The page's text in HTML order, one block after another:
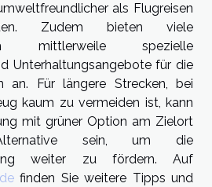
als Flugreisen
Zudem bieten viele
mittlerweile spezielle
Unterhaltungsangebote für die
an. Für längere Strecken, bei
kaum zu vermeiden ist, kann
mit grüner Option am Zielort
sein, um die
weiter zu fördern. Auf
finden Sie weitere Tipps und